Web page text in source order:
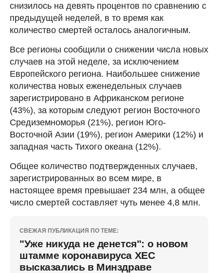
снизилось на девять процентов по сравнению с
предыдущей неделей, в то время как
количество смертей осталось аналогичным.
Все регионы сообщили о снижении числа новых
случаев на этой неделе, за исключением
Европейского региона. Наибольшее снижение
количества новых еженедельных случаев
зарегистрировано в Африканском регионе
(43%), за которым следуют регион Восточного
Средиземноморья (21%), регион Юго-
Восточной Азии (19%), регион Америки (12%) и
западная часть Тихого океана (12%).
Общее количество подтвержденных случаев,
зарегистрированных во всем мире, в
настоящее время превышает 234 млн, а общее
число смертей составляет чуть менее 4,8 млн.
СВЕЖАЯ ПУБЛИКАЦИЯ ПО ТЕМЕ:
"Уже никуда не денется": о новом
штамме коронавируса ХЕС
высказались в Минздраве